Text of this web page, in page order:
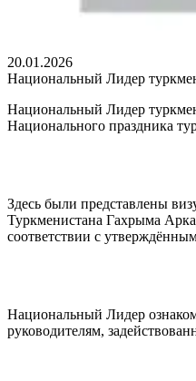
20.01.2026
Национальный Лидер
Национальный Лидер
Национального праздника
Здесь были представлены
Туркменистана Гахрыма
соответствии с
Национальный Лидер
руководителям,